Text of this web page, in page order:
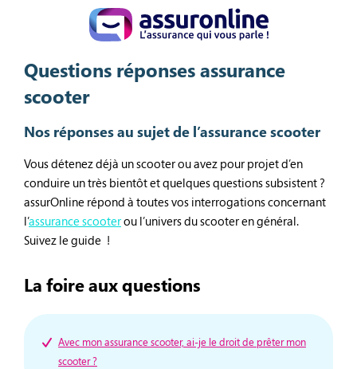
Questions réponses assurance
scooter
Nos réponses au sujet de l’assurance scooter
Vous détenez déjà un scooter ou avez pour projet d’en
conduire un très bientôt et quelques questions subsistent ?
assurOnline répond à toutes vos interrogations concernant
l’assurance scooterou l’univers du scooter en général.
Suivez le guide !
La foire aux questions
Avec mon assurance scooter, ai-je le droit de prêter mon
scooter ?